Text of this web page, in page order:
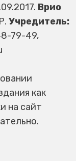
Врио
Учредитель:
79-49,
как
на сайт